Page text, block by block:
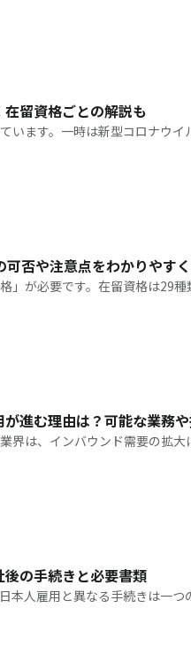
留資格ごとの解説も
います。一時は新型コロナウイ
否や注意点をわかりやす
」が必要です。在留資格は29種
進む理由は？可能な業務
界は、インバウンド需要の拡大
の手続きと必要書類
本人雇用と異なる手続きは一つ